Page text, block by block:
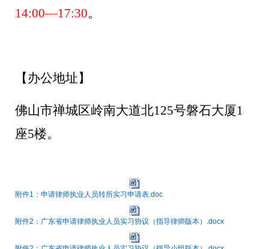
14:00—17:30。
【办公地址】
佛山市禅城区岭南大道北125号磐石大厦1
座5楼。
附件1：申请律师执业人员转所实习申请表.doc
附件2：广东省申请律师执业人员实习协议（指导律师版本）.docx